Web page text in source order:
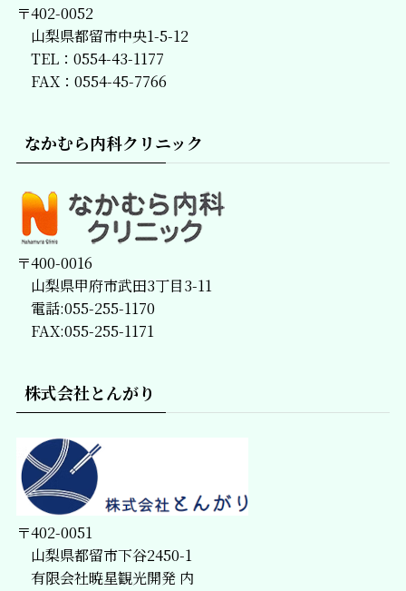
〒402-0052
山梨県都留市中央1-5-12
TEL：0554-43-1177
FAX：0554-45-7766
なかむら内科クリニック
〒400-0016
山梨県甲府市武田3丁目3-11
電話:055-255-1170
FAX:055-255-1171
株式会社とんがり
〒402-0051
山梨県都留市下谷2450-1
有限会社暁星観光開発 内